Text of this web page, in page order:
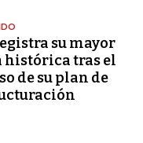
su mayor
histórica tras el
de su plan de